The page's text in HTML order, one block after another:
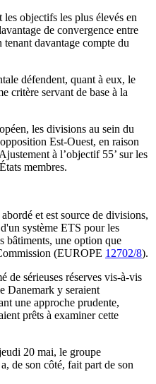
objectifs les plus élevés en
de convergence entre
davantage compte du
défendent, quant à eux, le
critère servant de base à la
les divisions au sein du
Est-Ouest, en raison
à l’objectif 55’ sur les
membres.
et est source de divisions,
système ETS pour les
bâtiments, une option que
(EUROPE 12702/8).
de sérieuses réserves vis-à-vis
Danemark y seraient
une approche prudente,
prêts à examiner cette
20 mai, le groupe
de son côté, fait part de son